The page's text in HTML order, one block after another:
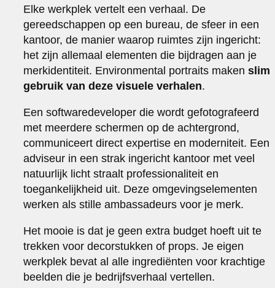
Elke werkplek vertelt een verhaal. De
gereedschappen op een bureau, de sfeer in een
kantoor, de manier waarop ruimtes zijn ingericht:
het zijn allemaal elementen die bijdragen aan je
merkidentiteit. Environmental portraits makenslim
gebruik van deze visuele verhalen.
Een softwaredeveloper die wordt gefotografeerd
met meerdere schermen op de achtergrond,
communiceert direct expertise en moderniteit. Een
adviseur in een strak ingericht kantoor met veel
natuurlijk licht straalt professionaliteit en
toegankelijkheid uit. Deze omgevingselementen
werken als stille ambassadeurs voor je merk.
Het mooie is dat je geen extra budget hoeft uit te
trekken voor decorstukken of props. Je eigen
werkplek bevat al alle ingrediënten voor krachtige
beelden die je bedrijfsverhaal vertellen.